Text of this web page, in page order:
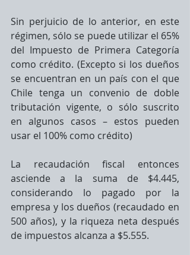
Sin perjuicio de lo anterior, en este
régimen, sólo se puede utilizar el 65%
del Impuesto de Primera Categoría
como crédito. (Excepto si los dueños
se encuentran en un país con el que
Chile tenga un convenio de doble
tributación vigente, o sólo suscrito
en algunos casos – estos pueden
usar el 100% como crédito)
La recaudación fiscal entonces
asciende a la suma de $4.445,
considerando lo pagado por la
empresa y los dueños (recaudado en
500 años), y la riqueza neta después
de impuestos alcanza a $5.555.